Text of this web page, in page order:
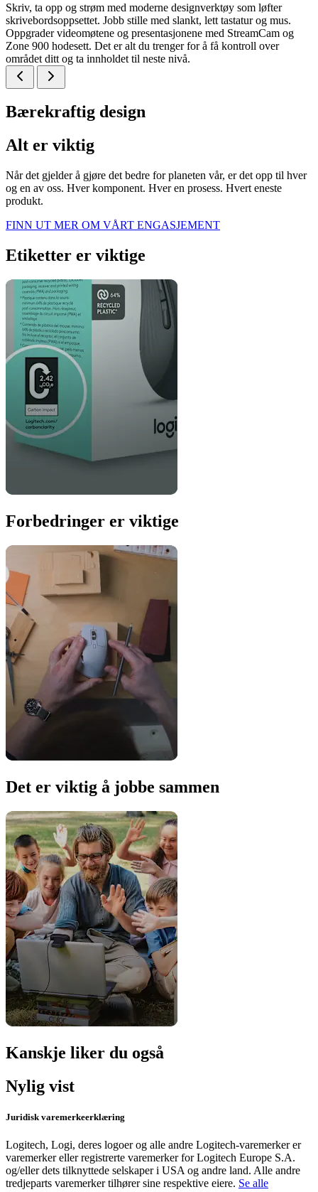
Skriv, ta opp og strøm med moderne designverktøy som løfter
skrivebordsoppsettet. Jobb stille med slankt, lett tastatur og mus.
Oppgrader videomøtene og presentasjonene med StreamCam og
Zone 900 hodesett. Det er alt du trenger for å få kontroll over
området ditt og ta innholdet til neste nivå.
Bærekraftig design
Alt er viktig
Når det gjelder å gjøre det bedre for planeten vår, er det opp til hver
og en av oss. Hver komponent. Hver en prosess. Hvert eneste
produkt.
FINN UT MER OM VÅRT ENGASJEMENT
Etiketter er viktige
Forbedringer er viktige
Det er viktig å jobbe sammen
Kanskje liker du også
Nylig vist
Juridisk varemerkeerklæring
Logitech, Logi, deres logoer og alle andre Logitech-varemerker er
varemerker eller registrerte varemerker for Logitech Europe S.A.
og/eller dets tilknyttede selskaper i USA og andre land. Alle andre
tredjeparts varemerker tilhører sine respektive eiere. Se alle